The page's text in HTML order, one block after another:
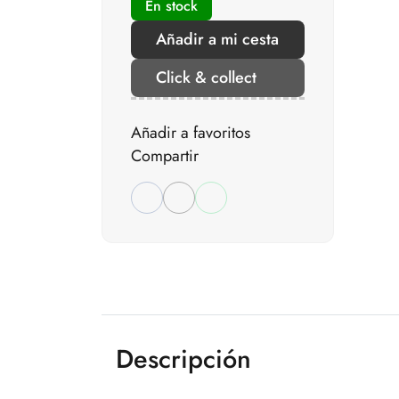
En stock
Añadir a mi cesta
Click & collect
Añadir a favoritos
Compartir
Descripción